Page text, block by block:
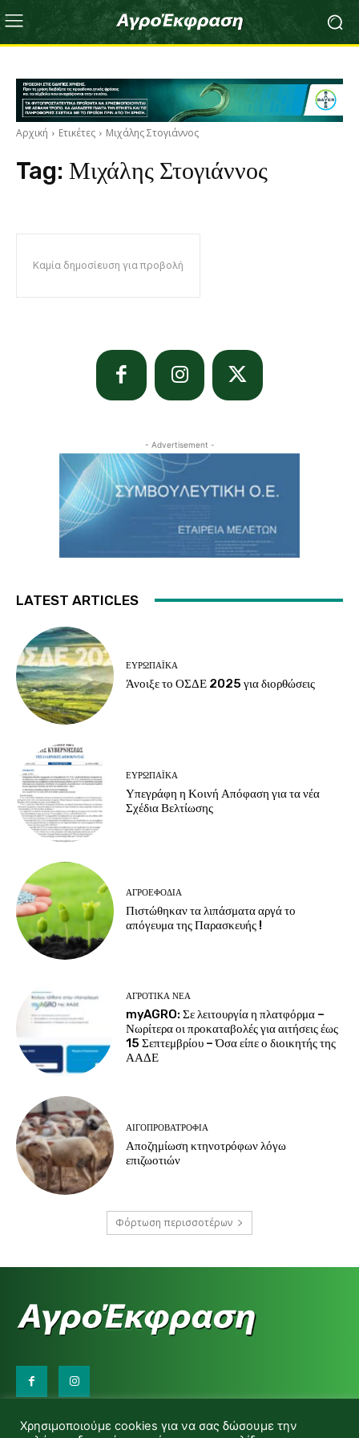
Αρχική Ετικέτες Μιχάλης Στογιάννος
Tag: Μιχάλης Στογιάννος
Καμία δημοσίευση για προβολή
- Advertisement -
LATEST ARTICLES
ΕΥΡΩΠΑΪΚΆ
Άνοιξε το ΟΣΔΕ 2025 για διορθώσεις
ΕΥΡΩΠΑΪΚΆ
Υπεγράφη η Κοινή Απόφαση για τα νέα
Σχέδια Βελτίωσης
ΑΓΡΟΕΦΌΔΙΑ
Πιστώθηκαν τα λιπάσματα αργά το
απόγευμα της Παρασκευής !
ΑΓΡΟΤΙΚΆ ΝΈΑ
myAGRO: Σε λειτουργία η πλατφόρμα –
Νωρίτερα οι προκαταβολές για αιτήσεις έως
15 Σεπτεμβρίου – Όσα είπε ο διοικητής της
ΑΑΔΕ
ΑΙΓΟΠΡΟΒΑΤΡΟΦΊΑ
Αποζημίωση κτηνοτρόφων λόγω
επιζωοτιών
Φόρτωση περισσοτέρων
d.makas@yahoo.gr
Χρησιμοποιούμε cookies για να σας δώσουμε την